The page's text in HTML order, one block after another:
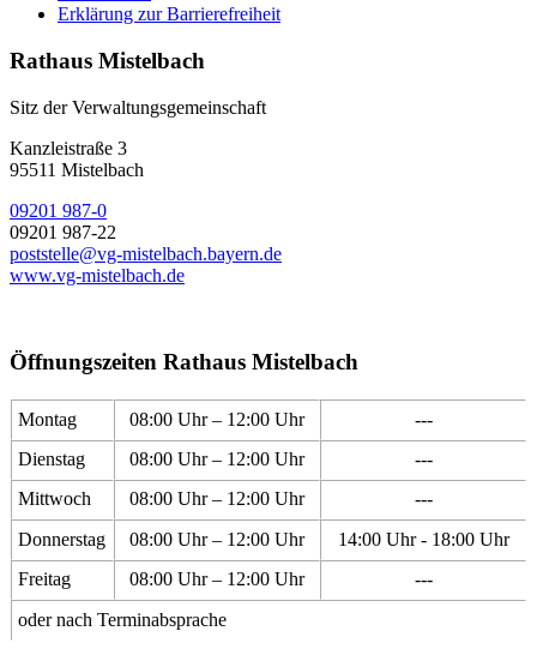
Erklärung zur Barrierefreiheit
Rathaus Mistelbach
Sitz der Verwaltungsgemeinschaft
Kanzleistraße 3
95511 Mistelbach
09201 987-0
09201 987-22
poststelle@vg-mistelbach.bayern.de
www.vg-mistelbach.de
Öffnungszeiten Rathaus Mistelbach
Montag 08:00 Uhr – 12:00 Uhr
---
Dienstag
08:00 Uhr – 12:00 Uhr
---
Mittwoch
08:00 Uhr – 12:00 Uhr
---
Donnerstag
08:00 Uhr – 12:00 Uhr
14:00 Uhr - 18:00 Uhr
Freitag
08:00 Uhr – 12:00 Uhr
---
oder nach Terminabsprache